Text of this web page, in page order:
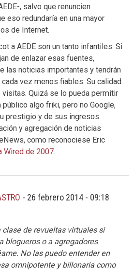
, salvo que renuncien
eso redundaría en una mayor
de Internet.
a AEDE son un tanto infantiles. Si
de enlazar esas fuentes,
las noticias importantes y tendrán
vez menos fiables. Su calidad
Quizá se lo pueda permitir
público algo friki, pero no Google,
prestigio y de sus ingresos
y agregación de noticias
como reconociese Eric
Wired de 2007.
- 26 febrero 2014 - 09:18
clase de revueltas virtuales si
blogueros o a agregadores
No las puedo entender en
omnipotente y billonaria como